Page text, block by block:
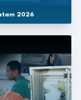
2026